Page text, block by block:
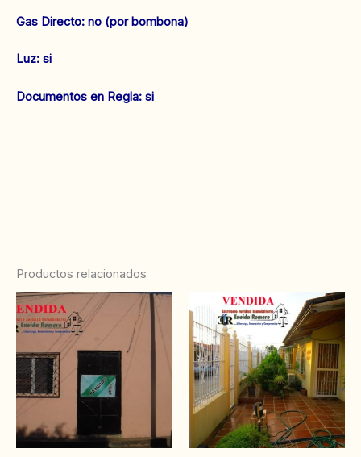
‌Gas Directo: no (por bombona)
‌Luz: si
‌Documentos en Regla: si
Productos relacionados